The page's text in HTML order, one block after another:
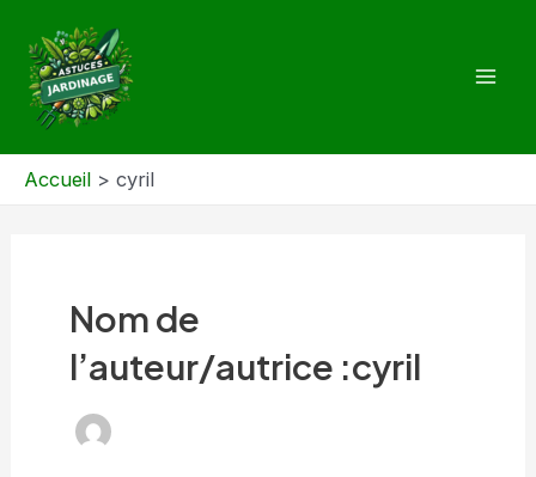
contenu
Accueil cyril
Nom de
l’auteur/autrice :cyril